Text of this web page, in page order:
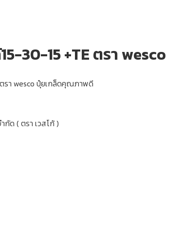
30-15 +TE ตรา wesco
รา wesco ปุ๋ยเกล็ดคุณภาพดี
กัด ( ตรา เวสโก้ )